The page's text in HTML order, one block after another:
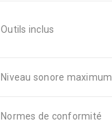
Outils inclus
Niveau sonore maximum
Normes de conformité